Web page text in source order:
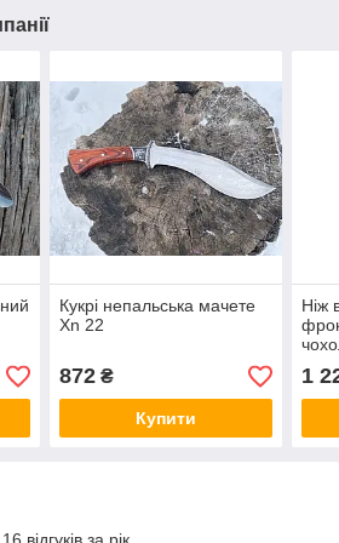
Кукрі непальська мачете
Xn 22
872₴
Купити
Ніж
1